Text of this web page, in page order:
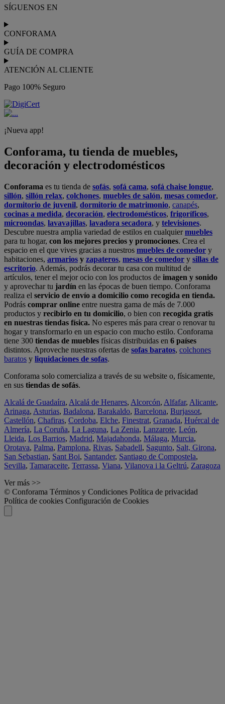
SÍGUENOS EN
CONFORAMA
GUÍA DE COMPRA
ATENCIÓN AL CLIENTE
Pago 100% Seguro
¡Nueva app!
Conforama, tu tienda de muebles,
decoración y electrodomésticos
Conforama es tu tienda de sofás, sofá cama, sofá chaise longue,
sillón, sillón relax, colchones, muebles de salón, mesas comedor,
dormitorio de juvenil, dormitorio de matrimonio, canapés,
cocinas a medida, decoración, electrodomésticos, frigoríficos,
microondas, lavavajillas, lavadora secadora, y televisiones.
Descubre nuestra amplia variedad de estilos en cualquiermuebles
para tu hogar, con los mejores precios y promociones. Crea el
espacio en el que vives gracias a nuestros muebles de comedor y
habitaciones, armarios y zapateros, mesas de comedor y sillas de
escritorio. Además, podrás decorar tu casa con multitud de
artículos, tener el mejor ocio con los productos de imagen y sonido
y aprovechar tu jardín en las épocas de buen tiempo. Conforama
realiza el servicio de envío a domicilio como recogida en tienda.
Podrás comprar online entre nuestra gama de más de 7.000
productos y recibirlo en tu domicilio, o bien con recogida gratis
en nuestras tiendas física. No esperes más para crear o renovar tu
hogar y transformarlo en un espacio con mucho estilo. Conforama
tiene 300 tiendas de muebles físicas distribuidas en 6 países
distintos. Aproveche nuestras ofertas de sofas baratos, colchones
baratos y liquidaciones de sofas.
Conforama solo comercializa a través de su website o, físicamente,
en sus tiendas de sofás.
Alcalá de Guadaíra, Alcalá de Henares, Alcorcón, Alfafar, Alicante,
Arinaga, Asturias, Badalona, Barakaldo, Barcelona, Burjassot,
Castellón, Chafiras, Cordoba, Elche, Finestrat, Granada, Huércal de
Almería, La Coruña, La Laguna, La Zenia, Lanzarote, León,
Lleida, Los Barrios, Madrid, Majadahonda, Málaga, Murcia,
Orotava, Palma, Pamplona, Rivas, Sabadell, Sagunto, Salt, Girona,
San Sebastian, Sant Boi, Santander, Santiago de Compostela,
Sevilla, Tamaraceite, Terrassa, Viana, Vilanova i la Geltrú, Zaragoza
Ver más >>
© Conforama Términos y Condiciones Política de privacidad
Política de cookies Configuración de Cookies